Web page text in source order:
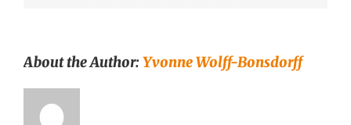
About the Author:Yvonne Wolff-Bonsdorff